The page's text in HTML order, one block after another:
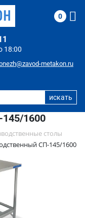
18:00
metakon.ru
0
1600
столы
СП-145/1600